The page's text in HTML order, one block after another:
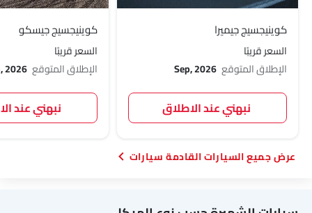
كوينيجسيج جيميرا
السعر قريبًا
الإطلاق المتوقع Sep, 2026
نبهني عند الاطلاق
كوينيجسيج جيسكو
السعر قريبًا
الإطلاق المتوقع 2026
نبهني عند
السيارات القادمة سيارات